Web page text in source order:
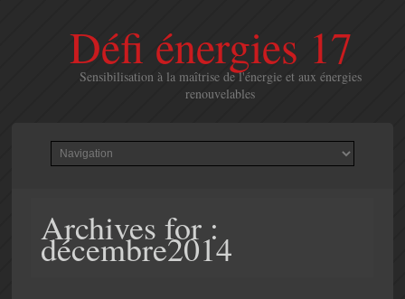
Défi énergies 17
Sensibilisation à la maîtrise de l'énergie et aux énergies
renouvelables
Archives for :
décembre2014